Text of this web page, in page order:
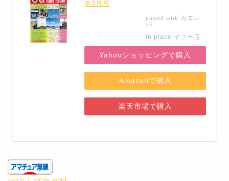
年3月号
posted with カエレ
バ
in place ヤフー店
Yahooショッピングで購入
Amazonで購入
楽天市場で購入